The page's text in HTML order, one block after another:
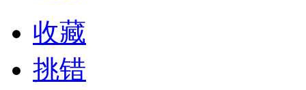
收藏
挑错